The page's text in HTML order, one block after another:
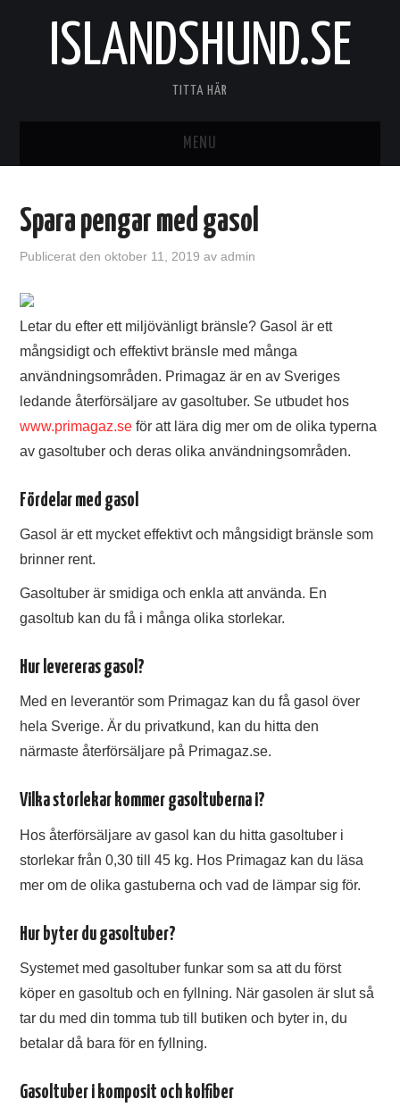
ISLANDSHUND.SE
TITTA HÄR
MENU
Spara pengar med gasol
Publicerat denoktober 11, 2019 avadmin
Letar du efter ett miljövänligt bränsle? Gasol är ett
mångsidigt och effektivt bränsle med många
användningsområden. Primagaz är en av Sveriges
ledande återförsäljare av gasoltuber. Se utbudet hos
www.primagaz.se för att lära dig mer om de olika typerna
av gasoltuber och deras olika användningsområden.
Fördelar med gasol
Gasol är ett mycket effektivt och mångsidigt bränsle som
brinner rent.
Gasoltuber är smidiga och enkla att använda. En
gasoltub kan du få i många olika storlekar.
Hur levereras gasol?
Med en leverantör som Primagaz kan du få gasol över
hela Sverige. Är du privatkund, kan du hitta den
närmaste återförsäljare på Primagaz.se.
Vilka storlekar kommer gasoltuberna i?
Hos återförsäljare av gasol kan du hitta gasoltuber i
storlekar från 0,30 till 45 kg. Hos Primagaz kan du läsa
mer om de olika gastuberna och vad de lämpar sig för.
Hur byter du gasoltuber?
Systemet med gasoltuber funkar som sa att du först
köper en gasoltub och en fyllning. När gasolen är slut så
tar du med din tomma tub till butiken och byter in, du
betalar då bara för en fyllning.
Gasoltuber i komposit och kolfiber